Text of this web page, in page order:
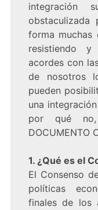
integración
forma muchas
resistiendo y
acordes con
de nosotros
pueden
una
por qué
DOCUMENTO
1. ¿Qué es el
El Consenso
políticas
finales de los